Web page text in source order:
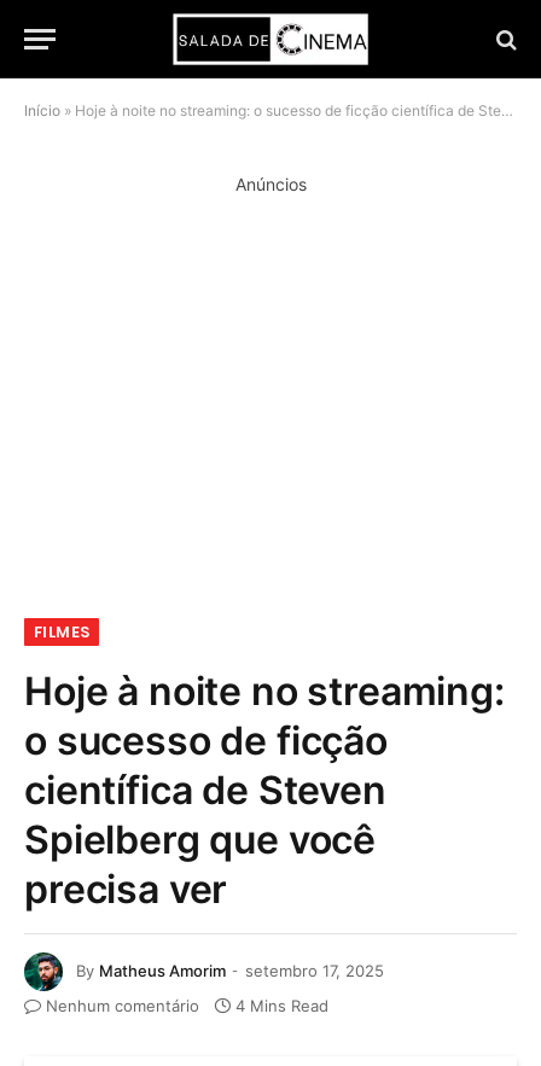
Início » Hoje à noite no streaming: o sucesso de ficção científica de Steven Spielberg que você precisa ver
Anúncios
FILMES
Hoje à noite no streaming:
o sucesso de ficção
científica de Steven
Spielberg que você
precisa ver
By Matheus Amorim
setembro 17, 2025
Nenhum comentário
4 Mins Read